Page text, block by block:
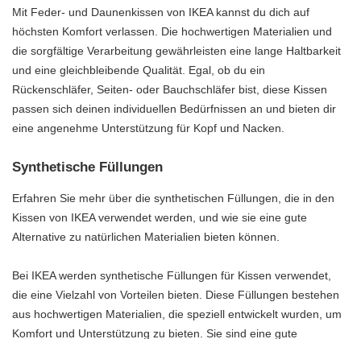
Mit Feder- und Daunenkissen von IKEA kannst du dich auf
höchsten Komfort verlassen. Die hochwertigen Materialien und
die sorgfältige Verarbeitung gewährleisten eine lange Haltbarkeit
und eine gleichbleibende Qualität. Egal, ob du ein
Rückenschläfer, Seiten- oder Bauchschläfer bist, diese Kissen
passen sich deinen individuellen Bedürfnissen an und bieten dir
eine angenehme Unterstützung für Kopf und Nacken.
Synthetische Füllungen
Erfahren Sie mehr über die synthetischen Füllungen, die in den
Kissen von IKEA verwendet werden, und wie sie eine gute
Alternative zu natürlichen Materialien bieten können.
Bei IKEA werden synthetische Füllungen für Kissen verwendet,
die eine Vielzahl von Vorteilen bieten. Diese Füllungen bestehen
aus hochwertigen Materialien, die speziell entwickelt wurden, um
Komfort und Unterstützung zu bieten. Sie sind eine gute